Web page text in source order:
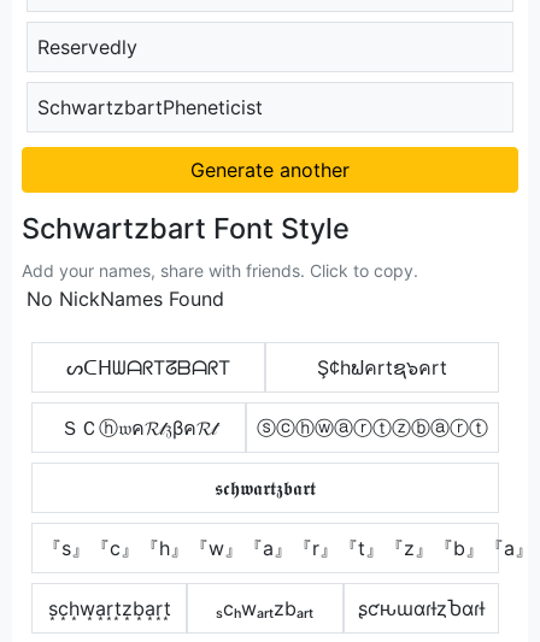
Reservedly
SchwartzbartPheneticist
Generate another
Schwartzbart Font Style
Add your names, share with friends. Click to copy.
No NickNames Found
ᔕᑕᕼᗯᗩᖇTᘔᗷᗩᖇT Ş¢hຟคrtຊ๖คrt
ＳＣⓗ𝔴ค𝓡𝓉𝔷βค𝓡𝓉 ⓢⓒⓗⓦⓐⓡⓣⓩⓑⓐⓡⓣ
𝖘𝖈𝖍𝖜𝖆𝖗𝖙𝖟𝖇𝖆𝖗𝖙
『s』『c』『h』『w』『a』『r』『t』『z』『b』『a
s͙c͙h͙w͙a͙r͙t͙z͙b͙a͙r͙t͙ ₛcₕwₐᵣₜzbₐᵣₜ ʂƈԋɯαɾƚȥႦαɾƚ